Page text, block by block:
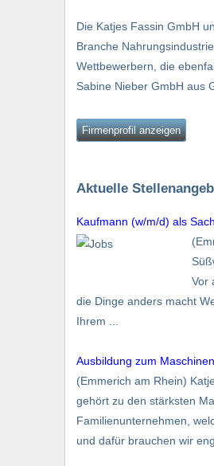
Die Katjes Fassin GmbH
Branche
Wettbewerbern, die
Sabine Nieber GmbH aus
Firmenprofil anzeigen
Aktuelle
Kaufmann (w/m/d) als
Vor
die Dinge anders macht
Ihrem ...
Ausbildung zum
(Emmerich am Rhein)
gehört zu den stärksten
Familien­unter­nehmen,
und dafür brauchen wir